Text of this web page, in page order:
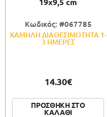
Κωδικός: #067785
ΧΑΜΗΛΗ ΔΙΑΘΕΣΙΜΟΤΗΤΑ 1-
3 ΗΜΕΡΕΣ
14.30€
ΠΡΟΣΘΗΚΗ ΣΤΟ
ΚΑΛΑΘΙ